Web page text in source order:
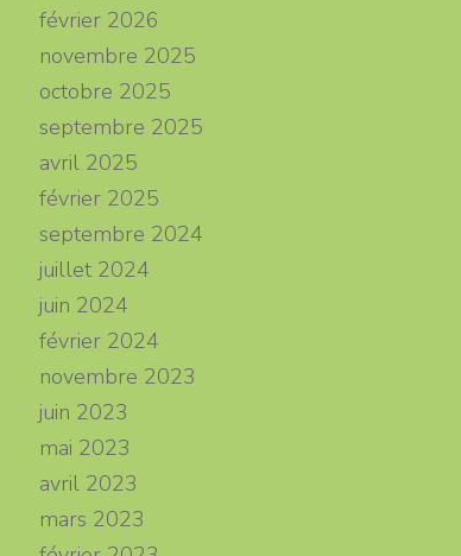
février 2026
novembre 2025
octobre 2025
septembre 2025
avril 2025
février 2025
septembre 2024
juillet 2024
juin 2024
février 2024
novembre 2023
juin 2023
mai 2023
avril 2023
mars 2023